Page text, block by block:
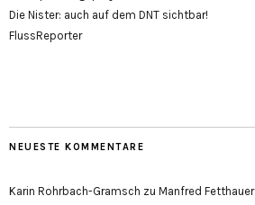
Die Nister: auch auf dem DNT sichtbar!
FlussReporter
NEUESTE KOMMENTARE
Karin Rohrbach-Gramsch zu Manfred Fetthauer